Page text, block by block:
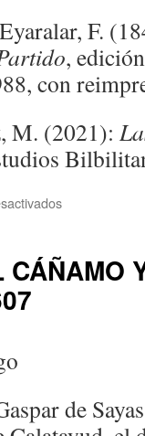
F.
,
con
(2021):
en
LA
CÁÑAMO
de